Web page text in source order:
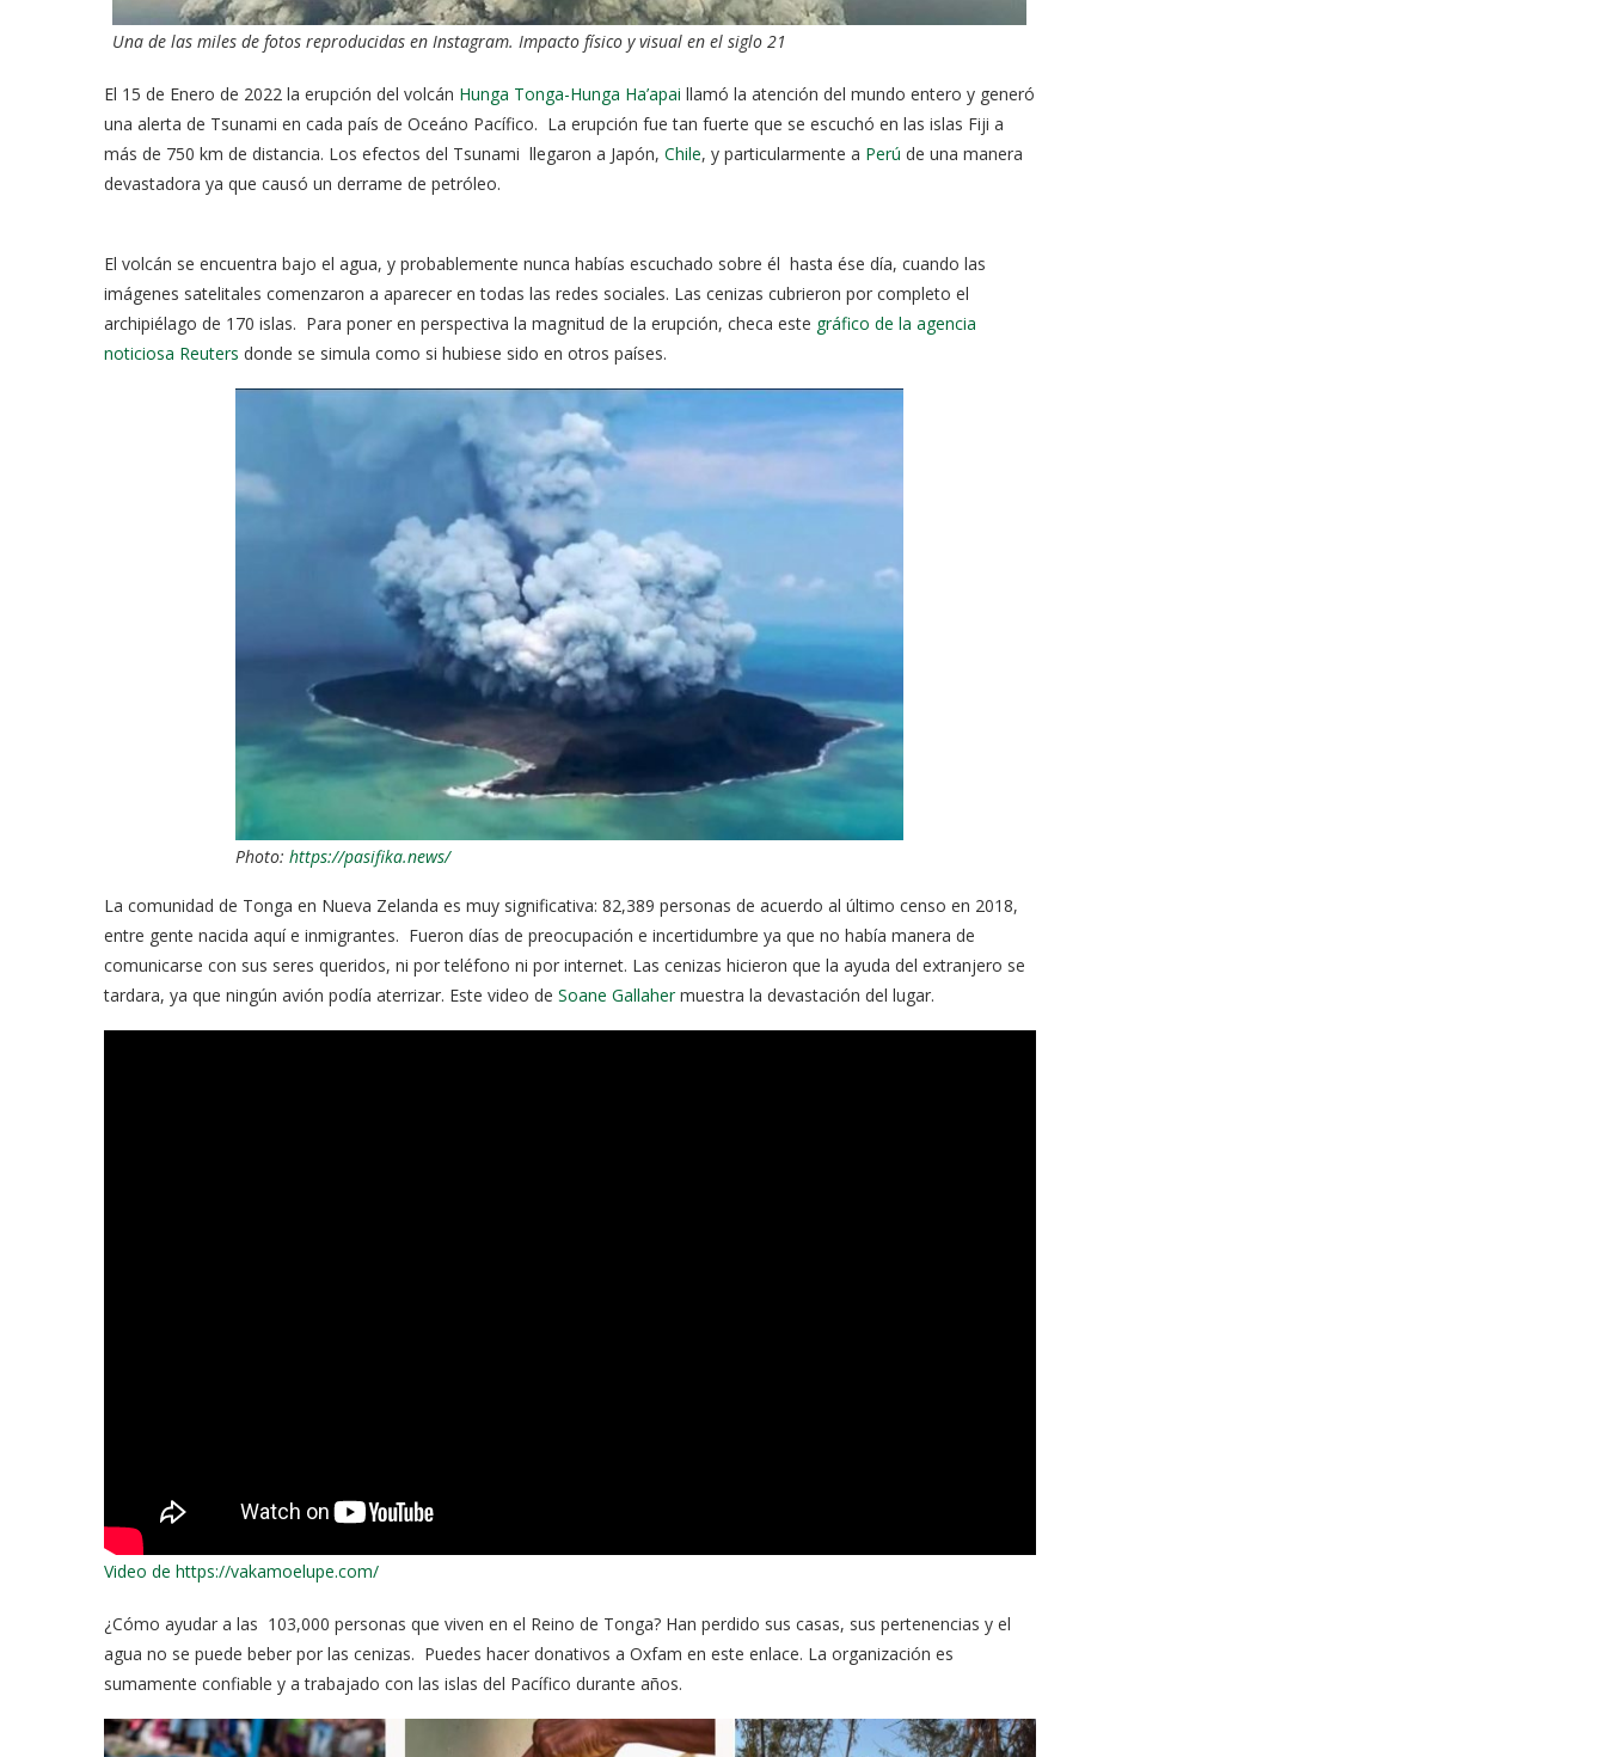
Una de las miles de fotos reproducidas en Instagram. Impacto físico y visual en el siglo 21
El 15 de Enero de 2022 la erupción del volcán Hunga Tonga-Hunga Ha’apai llamó la atención del mundo entero y generó
una alerta de Tsunami en cada país de Oceáno Pacífico. La erupción fue tan fuerte que se escuchó en las islas Fiji a
más de 750 km de distancia. Los efectos del Tsunami llegaron a Japón, Chile, y particularmente a Perú de una manera
devastadora ya que causó un derrame de petróleo.
El volcán se encuentra bajo el agua, y probablemente nunca habías escuchado sobre él hasta ése día, cuando las
imágenes satelitales comenzaron a aparecer en todas las redes sociales. Las cenizas cubrieron por completo el
archipiélago de 170 islas. Para poner en perspectiva la magnitud de la erupción, checa este gráfico de la agencia
noticiosa Reuters donde se simula como si hubiese sido en otros países.
Photo:https://pasifika.news/
La comunidad de Tonga en Nueva Zelanda es muy significativa: 82,389 personas de acuerdo al último censo en 2018,
entre gente nacida aquí e inmigrantes. Fueron días de preocupación e incertidumbre ya que no había manera de
comunicarse con sus seres queridos, ni por teléfono ni por internet. Las cenizas hicieron que la ayuda del extranjero se
tardara, ya que ningún avión podía aterrizar. Este video de Soane Gallahermuestra la devastación del lugar.
Video de https://vakamoelupe.com/
¿Cómo ayudar a las 103,000 personas que viven en el Reino de Tonga? Han perdido sus casas, sus pertenencias y el
agua no se puede beber por las cenizas. Puedes hacer donativos a Oxfam en este enlace. La organización es
sumamente confiable y a trabajado con las islas del Pacífico durante años.